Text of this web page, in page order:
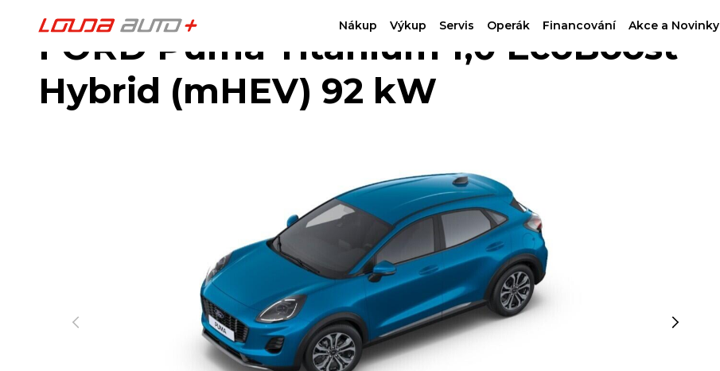
Nákup Výkup Servis Operák Financování Akce a Novinky
FORD Puma Titanium 1,0 EcoBoost
Hybrid (mHEV) 92 kW